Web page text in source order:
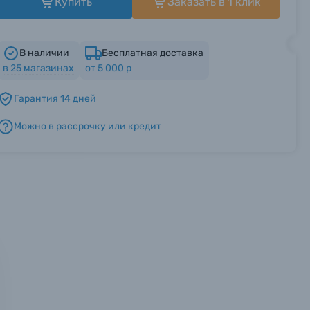
с
В наличии
в 25магазинах
Бесплатная доставка
от 5 000 р
Гарантия 14 дней
Можно в рассрочку или кредит